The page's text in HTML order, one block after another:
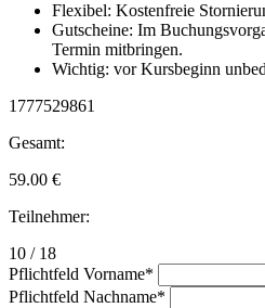
Flexibel: Kostenfreie
Gutscheine: Im
Termin mitbringen.
Wichtig: vor Kursbeginn
1777529861
Gesamt:
59.00 €
Teilnehmer:
10 / 18
Pflichtfeld Vorname*
Pflichtfeld Nachname*